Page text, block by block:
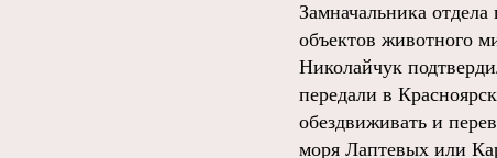
Замначальника
объектов животного
Николайчук
передали в
обездвиживать и
моря Лаптевых или